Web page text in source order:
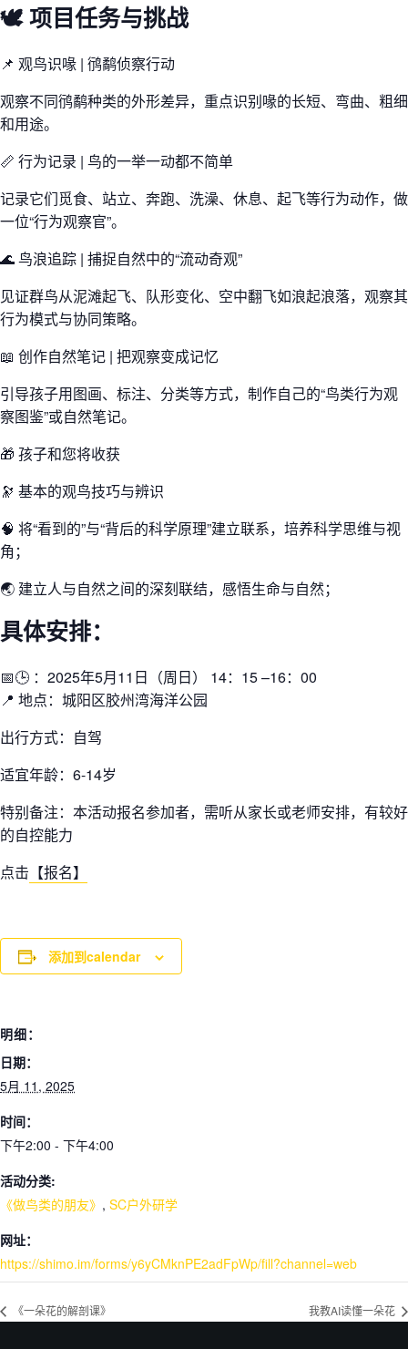
🕊️ 项目任务与挑战
📌 观鸟识喙 | 鸻鹬侦察行动
观察不同鸻鹬种类的外形差异，重点识别喙的长短、弯曲、粗细
和用途。
📏 行为记录 | 鸟的一举一动都不简单
记录它们觅食、站立、奔跑、洗澡、休息、起飞等行为动作，做
一位“行为观察官”。
🌊 鸟浪追踪 | 捕捉自然中的“流动奇观”
见证群鸟从泥滩起飞、队形变化、空中翻飞如浪起浪落，观察其
行为模式与协同策略。
📖 创作自然笔记 | 把观察变成记忆
引导孩子用图画、标注、分类等方式，制作自己的“鸟类行为观
察图鉴”或自然笔记。
🎁 孩子和您将收获
🔭 基本的观鸟技巧与辨识
🧠 将“看到的”与“背后的科学原理”建立联系，培养科学思维与视
角；
🌏 建立人与自然之间的深刻联结，感悟生命与自然；
具体安排：
📅🕒 ：2025年5月11日（周日） 14：15 –16：00
📍 地点：城阳区胶州湾海洋公园
出行方式：自驾
适宜年龄：6-14岁
特别备注：本活动报名参加者，需听从家长或老师安排，有较好
的自控能力
点击 【报名】
添加到calendar
明细：
日期：
5月 11, 2025
时间：
下午2:00 - 下午4:00
活动分类:
《做鸟类的朋友》 , SC户外研学
网址：
https://shimo.im/forms/y6yCMknPE2adFpWp/fill?channel=web
《一朵花的解剖课》 我教AI读懂一朵花